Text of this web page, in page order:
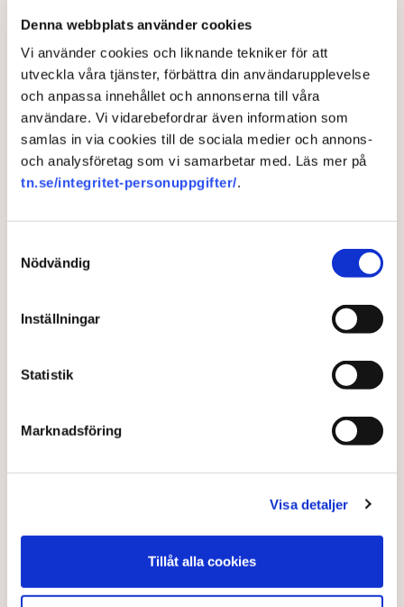
Denna webbplats använder cookies
Vi använder cookies och liknande tekniker för att
utveckla våra tjänster, förbättra din användarupplevelse
och anpassa innehållet och annonserna till våra
användare. Vi vidarebefordrar även information som
samlas in via cookies till de sociala medier och annons-
och analysföretag som vi samarbetar med. Läs mer på
tn.se/integritet-personuppgifter/.
Nödvändig
Inställningar
Statistik
Marknadsföring
Visa detaljer
Tillåt alla cookies
industriområde. Det innebär att allemansrätten i
grunden gäller på platsen. Men den rätten har sina
gränser.
– Demonstrationsrätten är grundlagsskyddad även på
Grimsås mosse, men den ger inte rätt att blockera
maskiner, sabotera utrustning eller förstöra
ekonomiska värden, säger Anna-Lena Mann.
Ogräsfröspridningen och de igengrävda dikena kan
utredas som skadegörelse eller sabotage. Men för att
krävs att brottet pågår eller nyss har avslutats, samt
– Anmälningar om till exempel fröspridningen är
upptagna och kommer att utredas och lagföras, en del i
även använder drönare för att dokumentera och säkra
Myndigheter Gripanden Tranemo kommun
Polisen
Återställ Våtmarker
Drönare